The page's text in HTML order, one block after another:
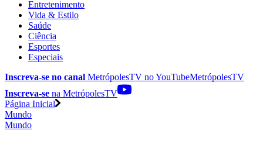
Entretenimento
Vida & Estilo
Saúde
Ciência
Esportes
Especiais
Inscreva-se no canal MetrópolesTV noYouTubeMetrópolesTV
Inscreva-se na MetrópolesTV
Página Inicial
Mundo
Mundo